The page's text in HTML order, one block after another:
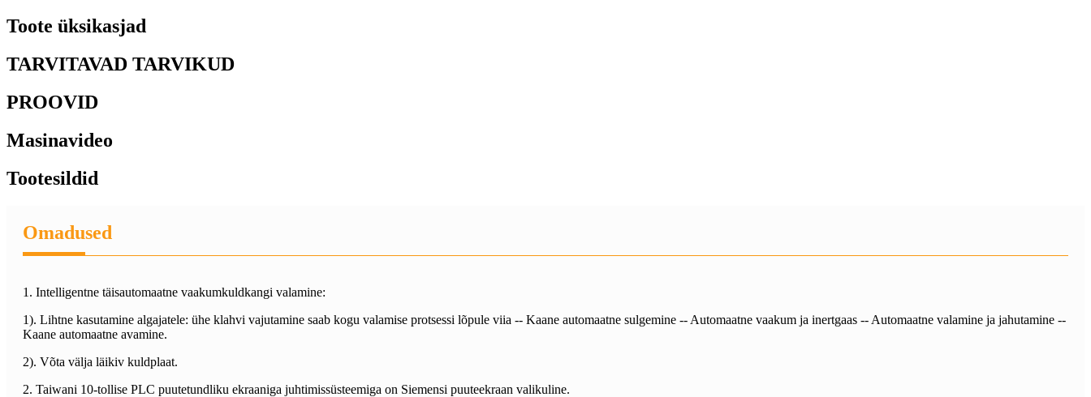
Toote üksikasjad
TARVITAVAD TARVIKUD
PROOVID
Masinavideo
Tootesildid
Omadused
1. Intelligentne täisautomaatne vaakumkuldkangi valamine:
1). Lihtne kasutamine algajatele: ühe klahvi vajutamine saab kogu valamise protsessi lõpule viia -- Kaane automaatne sulgemine -- Automaatne vaakum ja inertgaas -- Automaatne valamine ja jahutamine --
Kaane automaatne avamine.
2). Võta välja läikiv kuldplaat.
2. Taiwani 10-tollise PLC puutetundliku ekraaniga juhtimissüsteemiga on Siemensi puuteekraan valikuline.